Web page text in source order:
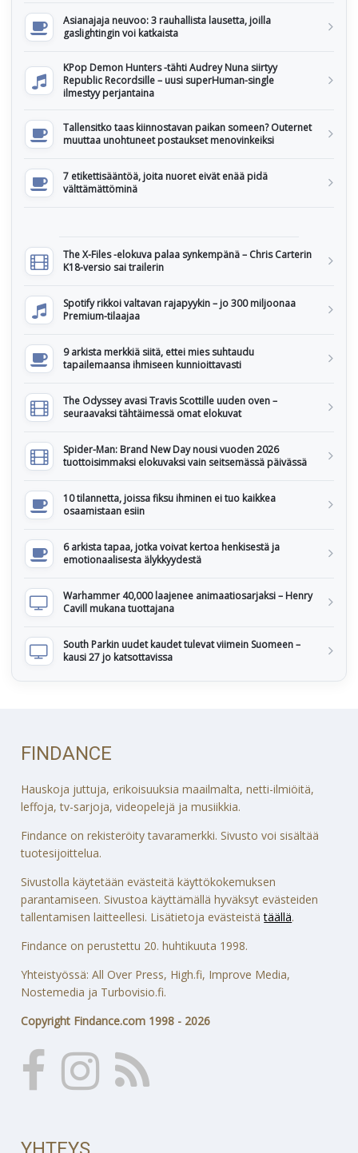
Asianajaja neuvoo: 3 rauhallista lausetta, joilla
gaslightingin voi katkaista
KPop Demon Hunters -tähti Audrey Nuna siirtyy
Republic Recordsille – uusi superHuman-single
ilmestyy perjantaina
Tallensitko taas kiinnostavan paikan someen? Outernet
muuttaa unohtuneet postaukset menovinkeiksi
7 etikettisääntöä, joita nuoret eivät enää pidä
välttämättöminä
The X-Files -elokuva palaa synkempänä – Chris Carterin
K18-versio sai trailerin
Spotify rikkoi valtavan rajapyykin – jo 300 miljoonaa
Premium-tilaajaa
9 arkista merkkiä siitä, ettei mies suhtaudu
tapailemaansa ihmiseen kunnioittavasti
The Odyssey avasi Travis Scottille uuden oven –
seuraavaksi tähtäimessä omat elokuvat
Spider-Man: Brand New Day nousi vuoden 2026
tuottoisimmaksi elokuvaksi vain seitsemässä päivässä
10 tilannetta, joissa fiksu ihminen ei tuo kaikkea
osaamistaan esiin
6 arkista tapaa, jotka voivat kertoa henkisestä ja
emotionaalisesta älykkyydestä
Warhammer 40,000 laajenee animaatiosarjaksi – Henry
Cavill mukana tuottajana
South Parkin uudet kaudet tulevat viimein Suomeen –
kausi 27 jo katsottavissa
FINDANCE
Hauskoja juttuja, erikoisuuksia maailmalta, netti-ilmiöitä,
leffoja, tv-sarjoja, videopelejä ja musiikkia.
Findance on rekisteröity tavaramerkki. Sivusto voi sisältää
tuotesijoittelua.
Sivustolla käytetään evästeitä käyttökokemuksen
parantamiseen. Sivustoa käyttämällä hyväksyt evästeiden
tallentamisen laitteellesi. Lisätietoja evästeistätäällä.
Findance on perustettu 20. huhtikuuta 1998.
Yhteistyössä: All Over Press, High.fi, Improve Media,
Nostemedia ja Turbovisio.fi.
Copyright Findance.com 1998 - 2026